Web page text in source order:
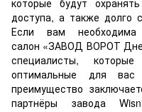
доступа, а также долго
Если вам необходима
салон «ЗАВОД ВОРОТ
специалисты,
оптимальные для вас
преимущество
партнёры завода